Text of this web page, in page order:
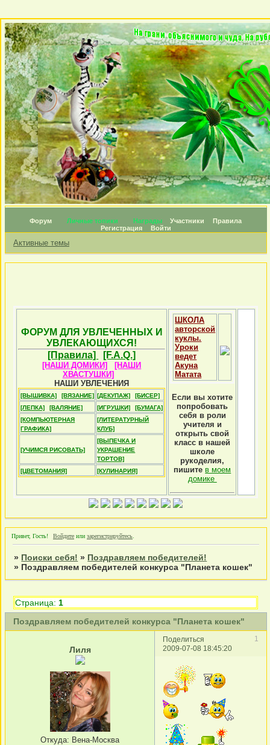
Форум Личные топики Награды Участники
Правила
Регистрация
Войти
Активные темы
ФОРУМ ДЛЯ УВЛЕЧЕННЫХ И
УВЛЕКАЮЩИХСЯ!
[Правила]
[F.A.Q.]
[НАШИ ДОМИКИ]
[НАШИ
ХВАСТУШКИ]
НАШИ УВЛЕЧЕНИЯ
[ВЫШИВКА] [ВЯЗАНИЕ] [ДЕКУПАЖ]
[БИСЕР]
[ЛЕПКА]
[ВАЛЯНИЕ] [ИГРУШКИ]
[БУМАГА]
[КОМПЬЮТЕРНАЯ
ГРАФИКА]
[ЛИТЕРАТУРНЫЙ
КЛУБ]
[УЧИМСЯ РИСОВАТЬ]
[ВЫПЕЧКА И
УКРАШЕНИЕ
ТОРТОВ]
[ЦВЕТОМАНИЯ]
[КУЛИНАРИЯ]
ШКОЛА
авторской
куклы.
Уроки
ведет
Акуна
Матата
Если вы хотите
попробовать
себя в роли
учителя и
открыть свой
класс в нашей
школе
рукоделия,
пишите в моем
домике
Привет, Гость! Войдите или зарегистрируйтесь
» Поиски себя! » Поздравляем победителей!
» Поздравляем победителей конкурса "Планета кошек"
Поздравляем победителей конкурса "Планета кошек"
Страница: 1
Поделиться
1
2009-07-08 18:45:20
Лиля
Откуда: Вена-Москва